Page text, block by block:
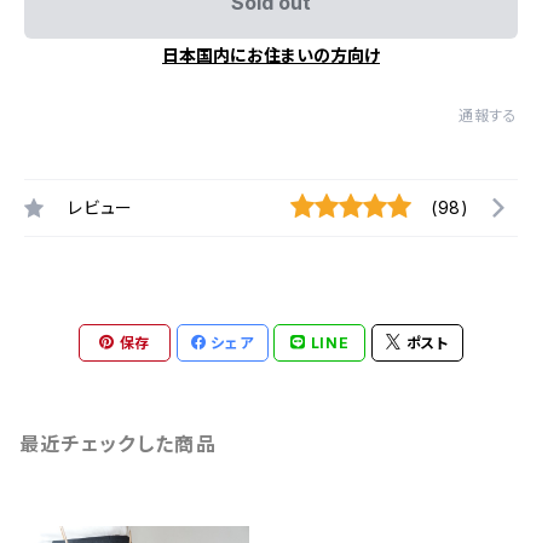
日本国内にお住まいの方向け
通報する
レビュー (98)
保存 シェア LINE ポスト
最近チェックした商品